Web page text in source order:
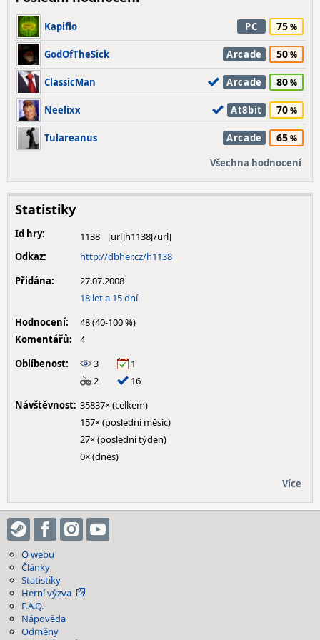
Kapiflo PC 75
GodOfTheSick Arcade 50
ClassicMan Arcade 80
Neelixx At8bit 70
Tulareanus Arcade 65
Všechna hodnocení
Statistiky
Id hry:
1138
Odkaz:
http://dbher.cz/h1138
Přidána:
27.07.2008
18 let a 15 dní
Hodnocení:
48 (40-100 %)
Komentářů:
4
Oblíbenost:
3
1
2
16
Návštěvnost: 35837× (celkem)
157× (poslední měsíc)
27× (poslední týden)
0× (dnes)
Více
O webu
Články
Statistiky
Herní výzva
F.A.Q.
Nápověda
Odměny